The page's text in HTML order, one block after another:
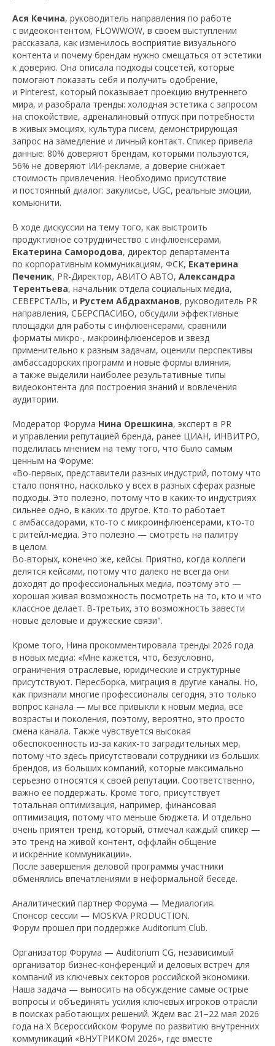
Ася Кечина, руководитель направления по работе
с видеоконтентом, FLOWWOW, в своем выступлении
рассказала, как изменилось восприятие визуального
контента и почему брендам нужно смещаться от эстетики
к доверию. Она описала подходы соцсетей, которые
помогают показать себя и получить одобрение,
и Pinterest, который показывает проекцию внутреннего
мира, и разобрала тренды: холодная эстетика с запросом
на спокойствие, адреналиновый отпуск при потребности
в живых эмоциях, культура писем, демонстрирующая
запрос на замедление и личный контакт. Спикер привела
данные: 80% доверяют брендам, которыми пользуются,
56% не доверяют ИИ-рекламе, а доверие снижает
стоимость привлечения. Необходимо присутствие
и постоянный диалог: закулисье, UGC, реальные эмоции,
комьюнити.
В ходе дискуссии на тему того, как выстроить
продуктивное сотрудничество с инфлюенсерами,
Екатерина Самородова, директор департамента
по корпоративным коммуникациям, ФСК, Екатерина
Печеник, PR-Директор, АВИТО АВТО, Александра
Терентьева, начальник отдела социальных медиа,
СЕВЕРСТАЛЬ, и Рустем Абдрахманов, руководитель PR
направления, СБЕРСПАСИБО, обсудили эффективные
площадки для работы с инфлюенсерами, сравнили
форматы микро-, макроинфлюенсеров и звезд
применительно к разным задачам, оценили перспективы
амбассадорских программ и новые формы влияния,
а также выделили наиболее результативные типы
видеоконтента для построения знаний и вовлечения
аудитории.
Модератор Форума Нина Орешкина, эксперт в PR
и управлении репутацией бренда, ранее ЦИАН, ИНВИТРО,
поделилась мнением на тему того, что было самым
ценным на Форуме:
«Во-первых, представители разных индустрий, потому что
стало понятно, насколько у всех в разных сферах разные
подходы. Это полезно, потому что в каких-то индустриях
сильнее одно, в каких-то другое. Кто-то работает
с амбассадорами, кто-то с микроинфлюенсерами, кто-то
с ритейл-медиа. Это полезно — смотреть на палитру
в целом.
Во-вторых, конечно же, кейсы. Приятно, когда коллеги
делятся кейсами, потому что далеко не всегда они
доходят до профессиональных медиа, поэтому это —
хорошая живая возможность посмотреть на то, кто и что
классное делает. В-третьих, это возможность завести
новые деловые и дружеские связи".
Кроме того, Нина прокомментировала тренды 2026 года
в новых медиа: «Мне кажется, что, безусловно,
ограничения отраслевые, юридические и структурные
присутствуют. Пересборка, миграция в другие каналы. Но,
как признали многие профессионалы сегодня, это только
вопрос канала — мы все привыкли к новым медиа, все
возрасты и поколения, поэтому, вероятно, это просто
смена канала. Также чувствуется высокая
обеспокоенность из-за каких-то заградительных мер,
потому что здесь присутствовали сотрудники из больших
брендов, из больших компаний, которые максимально
серьезно относятся к своей репутации. Соответственно,
важно ее поддержать. Кроме того, присутствует
тотальная оптимизация, например, финансовая
оптимизация, потому что меньше бюджета. И отдельно
очень приятен тренд, который, отмечал каждый спикер —
это тренд на живой контент, оффлайн общение
и искренние коммуникации».
После завершения деловой программы участники
обменялись впечатлениями в неформальной беседе.
Аналитический партнер Форума — Медиалогия.
Спонсор сессии — MOSKVA PRODUCTION.
Форум прошел при поддержке Auditorium Club.
Организатор Форума — Auditorium CG, независимый
организатор бизнес-конференций и деловых встреч для
компаний из ключевых секторов российской экономики.
Наша задача — выносить на обсуждение самые острые
вопросы и объединять усилия ключевых игроков отрасли
в поисках работающих решений. Ждем вас 21−22 мая 2026
года на X Всероссийском Форуме по развитию внутренних
коммуникаций «ВНУТРИКОМ 2026», где вместе